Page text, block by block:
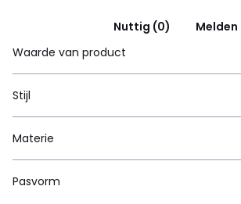
Nuttig (0)
Melden
Waarde van product
Stijl
Materie
Pasvorm